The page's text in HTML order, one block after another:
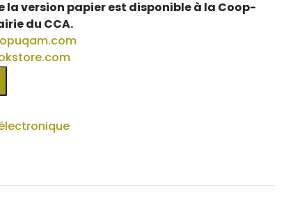
la version papier est disponible à la Coop-
du CCA.